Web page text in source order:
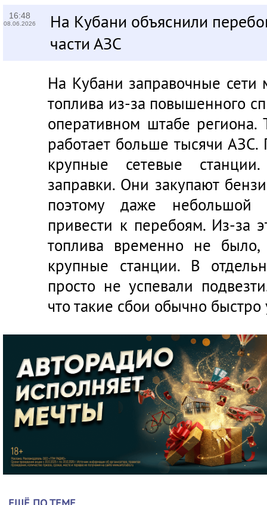
16:48
08.06.2026
На Кубани объяснили
части АЗС
На Кубани заправочные сети
топлива из-за повышенного
оперативном штабе региона.
работает больше тысячи
крупные сетевые
заправки. Они закупают
поэтому даже небольшой
привести к перебоям. Из-за
топлива временно не
крупные станции. В
просто не успевали
что такие сбои обычно быстро